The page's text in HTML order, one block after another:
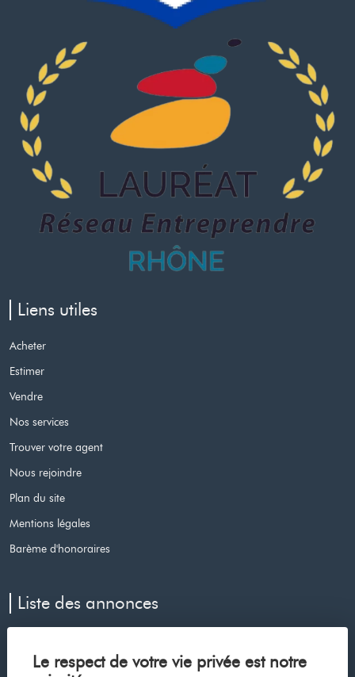
Le respect de votre vie privée est notre
Liens utiles
Acheter
Estimer
Vendre
Nos services
Trouver votre agent
Nous rejoindre
Plan du site
Mentions légales
Barème d'honoraires
Liste des annonces
Maison à vendre à Voiron